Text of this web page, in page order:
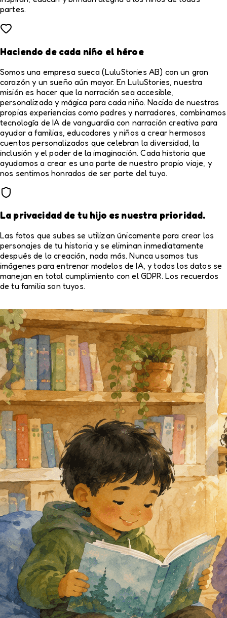
partes.
Haciendo de cada niño el héroe
Somos una empresa sueca (LuluStories AB) con un gran
corazón y un sueño aún mayor. En LuluStories, nuestra
misión es hacer que la narración sea accesible,
personalizada y mágica para cada niño. Nacida de nuestras
propias experiencias como padres y narradores, combinamos
tecnología de IA de vanguardia con narración creativa para
ayudar a familias, educadores y niños a crear hermosos
cuentos personalizados que celebran la diversidad, la
inclusión y el poder de la imaginación. Cada historia que
ayudamos a crear es una parte de nuestro propio viaje, y
nos sentimos honrados de ser parte del tuyo.
La privacidad de tu hijo es nuestra prioridad.
Las fotos que subes se utilizan únicamente para crear los
personajes de tu historia y se eliminan inmediatamente
después de la creación, nada más. Nunca usamos tus
imágenes para entrenar modelos de IA, y todos los datos se
manejan en total cumplimiento con el GDPR. Los recuerdos
de tu familia son tuyos.